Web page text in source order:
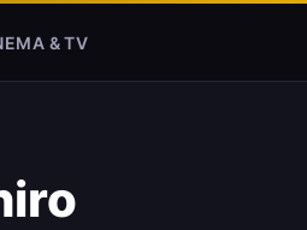
& TV